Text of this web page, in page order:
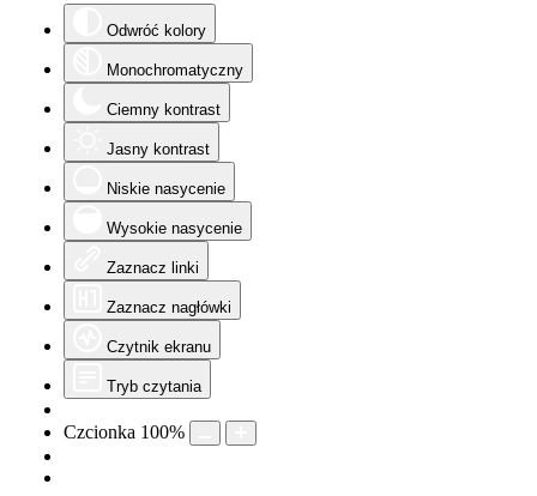
Odwróć kolory
Monochromatyczny
Ciemny kontrast
Jasny kontrast
Niskie nasycenie
Wysokie nasycenie
Zaznacz linki
Zaznacz nagłówki
Czytnik ekranu
Tryb czytania
Czcionka 100%